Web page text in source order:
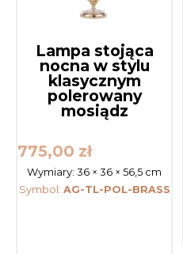
Lampa stojąca
nocna w stylu
klasycznym
polerowany
mosiądz
775,00 zł
Wymiary:36 × 36 × 56,5 cm
Symbol: AG-TL-POL-BRASS